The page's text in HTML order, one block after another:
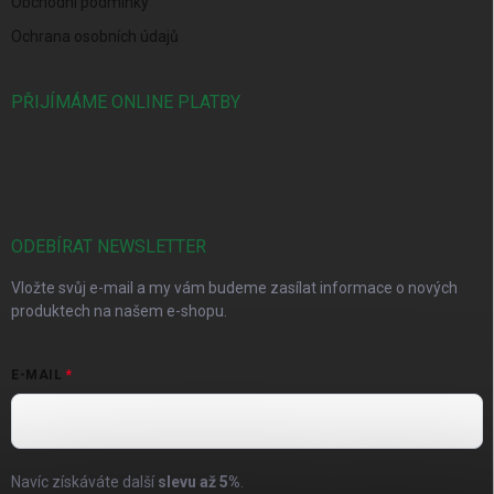
Ochrana osobních údajů
PŘIJÍMÁME ONLINE PLATBY
ODEBÍRAT NEWSLETTER
Vložte svůj e-mail a my vám budeme zasílat informace o nových
produktech na našem e-shopu.
E-MAIL
Navíc získáváte další slevu až5%.